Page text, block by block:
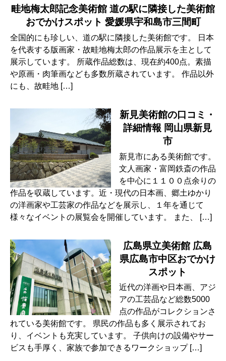
畦地梅太郎記念美術館 道の駅に隣接した美術館
おでかけスポット 愛媛県宇和島市三間町
全国的にも珍しい、道の駅に隣接した美術館です。 日本
を代表する版画家・故畦地梅太郎の作品展示を主として
展示しています。 所蔵作品総数は、現在約400点。素描
や原画・肉筆画なども多数所蔵されています。 作品以外
にも、故畦地 […]
新見美術館の口コミ・
詳細情報 岡山県新見
市
新見市にある美術館です。
文人画家・富岡鉄斎の作品
を中心に１１００点余りの
作品を収蔵しています。近・現代の日本画、郷土ゆかり
の洋画家や工芸家の作品などを展示し、１年を通じて
様々なイベントの展覧会を開催しています。 また、 […]
広島県立美術館 広島
県広島市中区おでかけ
スポット
近代の洋画や日本画、アジ
アの工芸品など総数5000
点の作品がコレクションさ
れている美術館です。 県民の作品も多く展示されてお
り、イベントも充実しています。 子供向けの設備やサー
ビスも手厚く、家族で参加できるワークショップ […]